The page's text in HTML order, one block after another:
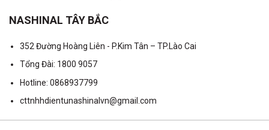
NASHINAL TÂY BẮC
352 Đường Hoàng Liên - P.Kim Tân – TP.Lào Cai
Tổng Đài: 1800 9057
Hotline: 0868937799
cttnhhdientunashinalvn@gmail.com